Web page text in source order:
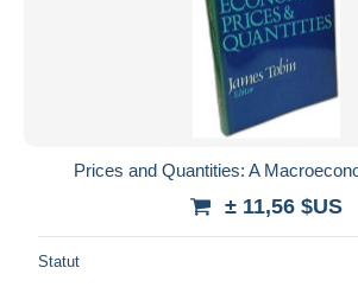
Prices and Quantities: A
± 11,56 $US
Statut